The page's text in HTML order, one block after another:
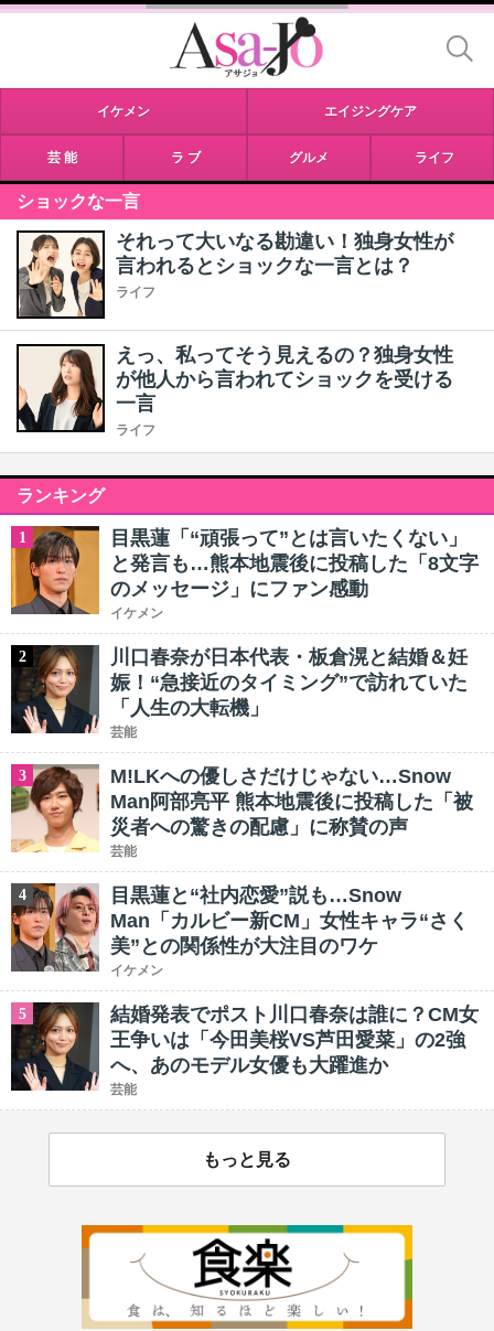
イケメン エイジングケア
芸 能 ラ ブ グルメ ライフ
ショックな一言
それって大いなる勘違い！独身女性が
言われるとショックな一言とは？
ライフ
えっ、私ってそう見えるの？独身女性
が他人から言われてショックを受ける
一言
ライフ
ランキング
1
目黒蓮「“頑張って”とは言いたくない」
と発言も…熊本地震後に投稿した「8文字
のメッセージ」にファン感動
イケメン
2
川口春奈が日本代表・板倉滉と結婚＆妊
娠！“急接近のタイミング”で訪れていた
「人生の大転機」
芸能
3
M!LKへの優しさだけじゃない…Snow
Man阿部亮平 熊本地震後に投稿した「被
災者への驚きの配慮」に称賛の声
芸能
4
目黒蓮と“社内恋愛”説も…Snow
Man「カルビー新CM」女性キャラ“さく
美”との関係性が大注目のワケ
イケメン
5
結婚発表でポスト川口春奈は誰に？CM女
王争いは「今田美桜VS芦田愛菜」の2強
へ、あのモデル女優も大躍進か
芸能
もっと見る